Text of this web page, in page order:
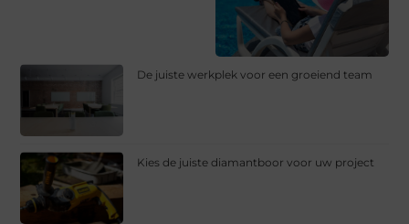
De juiste werkplek voor een groeiend team
Kies de juiste diamantboor voor uw project